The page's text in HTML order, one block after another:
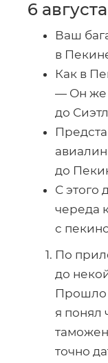
6
Ваш
в
Как в
— Он же
до
до
С этого
череда
с
По
до
Прошло
я понял
точно